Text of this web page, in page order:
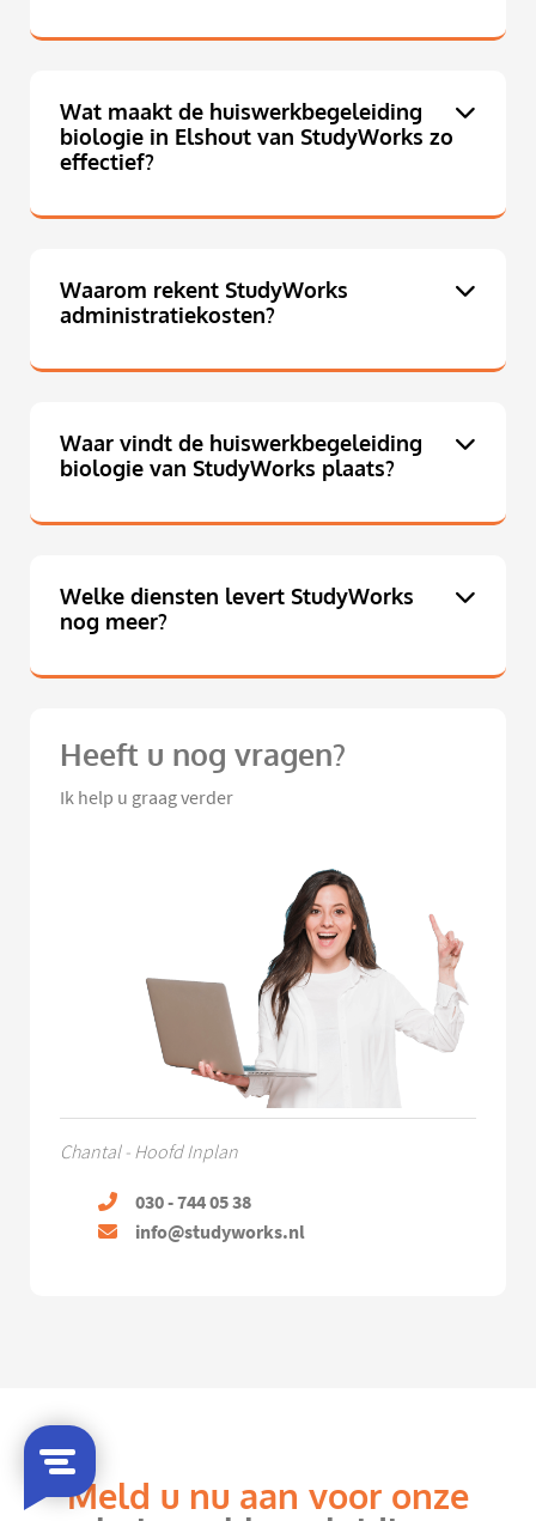
Wat maakt de huiswerkbegeleiding
biologie in Elshout van StudyWorks zo
effectief?
Waarom rekent StudyWorks
administratiekosten?
Waar vindt de huiswerkbegeleiding
biologie van StudyWorks plaats?
Welke diensten levert StudyWorks
nog meer?
Heeft u nog vragen?
Ik help u graag verder
Chantal - Hoofd Inplan
030 - 744 05 38
info@studyworks.nl
Meld u nu aan voor onze